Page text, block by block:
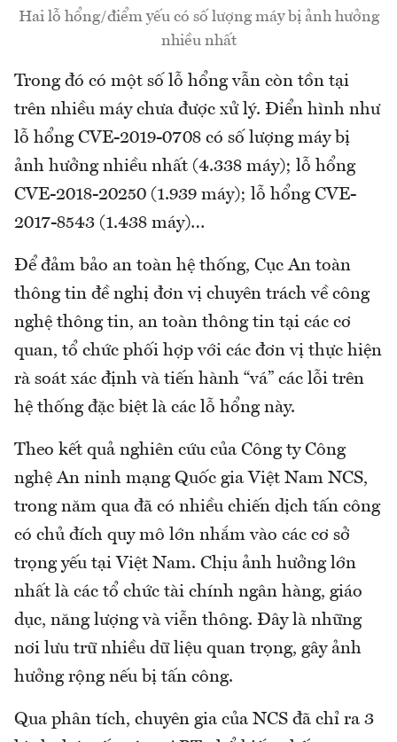
Hai lỗ hổng/điểm yếu có số lượng máy bị ảnh hưởng
nhiều nhất
Trong đó có một số lỗ hổng vẫn còn tồn tại
trên nhiều máy chưa được xử lý. Điển hình như
lỗ hổng CVE-2019-0708 có số lượng máy bị
ảnh hưởng nhiều nhất (4.338 máy); lỗ hổng
CVE-2018-20250 (1.939 máy); lỗ hổng CVE-
2017-8543 (1.438 máy)…
Để đảm bảo an toàn hệ thống, Cục An toàn
thông tin đề nghị đơn vị chuyên trách về công
nghệ thông tin, an toàn thông tin tại các cơ
quan, tổ chức phối hợp với các đơn vị thực hiện
rà soát xác định và tiến hành “vá” các lỗi trên
hệ thống đặc biệt là các lỗ hổng này.
Theo kết quả nghiên cứu của Công ty Công
nghệ An ninh mạng Quốc gia Việt Nam NCS,
trong năm qua đã có nhiều chiến dịch tấn công
có chủ đích quy mô lớn nhắm vào các cơ sở
trọng yếu tại Việt Nam. Chịu ảnh hưởng lớn
nhất là các tổ chức tài chính ngân hàng, giáo
dục, năng lượng và viễn thông. Đây là những
nơi lưu trữ nhiều dữ liệu quan trọng, gây ảnh
hưởng rộng nếu bị tấn công.
Qua phân tích, chuyên gia của NCS đã chỉ ra 3